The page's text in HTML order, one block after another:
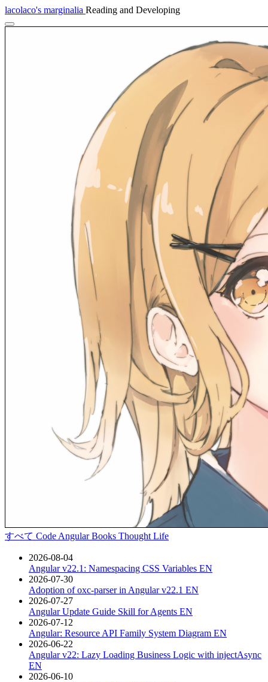
lacolaco's marginalia Reading and Developing
すべて Code AngularBooks Thought Life
2026-08-04
Angular v22.1: Namespacing CSS Variables EN
2026-07-30
Adoption of oxc-parser in Angular v22.1 EN
2026-07-27
Angular Update Guide Skill for Agents EN
2026-07-12
Angular: Resource API Family System Diagram EN
2026-06-22
Angular v22: Lazy Loading Business Logic with injectAsync
EN
2026-06-10